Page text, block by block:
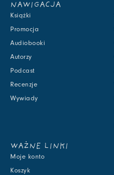
NAWIGACJA
Książki
Promocja
Audiobooki
Autorzy
Podcast
Recenzje
Wywiady
WAŻNE LINKI
Moje konto
Koszyk